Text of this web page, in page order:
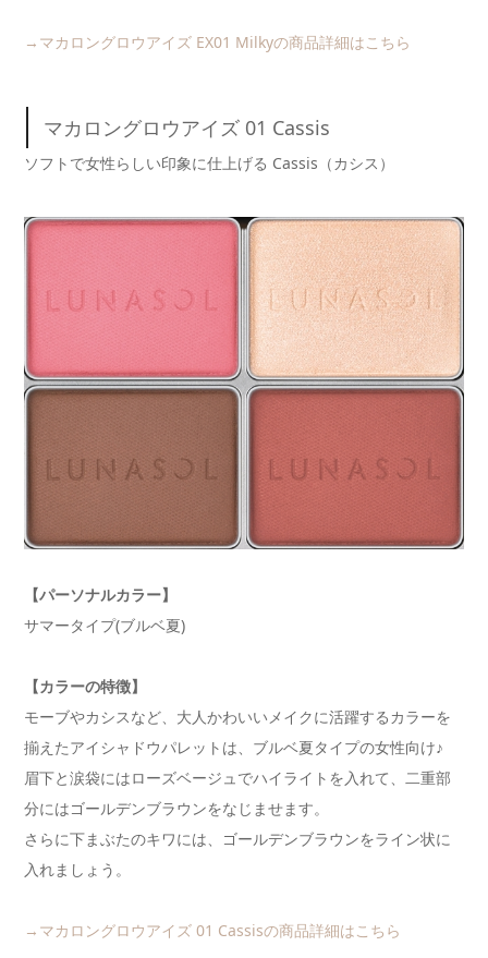
→マカロングロウアイズ EX01 Milkyの商品詳細はこちら
マカロングロウアイズ 01 Cassis
ソフトで女性らしい印象に仕上げる Cassis（カシス）
【パーソナルカラー】
サマータイプ(ブルベ夏)
【カラーの特徴】
モーブやカシスなど、大人かわいいメイクに活躍するカラーを
揃えたアイシャドウパレットは、ブルベ夏タイプの女性向け♪
眉下と涙袋にはローズベージュでハイライトを入れて、二重部
分にはゴールデンブラウンをなじませます。
さらに下まぶたのキワには、ゴールデンブラウンをライン状に
入れましょう。
→マカロングロウアイズ 01 Cassisの商品詳細はこちら